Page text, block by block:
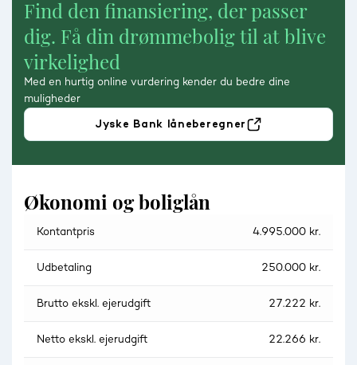
Find den finansiering, der passer
dig. Få din drømmebolig til at blive
virkelighed
Med en hurtig online vurdering kender du bedre dine
muligheder
Jyske Bank låneberegner
Økonomi og boliglån
Kontantpris 4.995.000 kr.
Udbetaling 250.000 kr.
Brutto ekskl. ejerudgift 27.222 kr.
Netto ekskl. ejerudgift 22.266 kr.